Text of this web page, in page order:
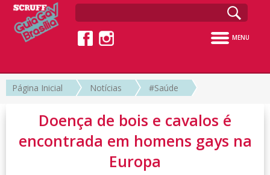
MENU
Página Inicial Notícias #Saúde
Doença de bois e cavalos é
encontrada em homens gays na
Europa